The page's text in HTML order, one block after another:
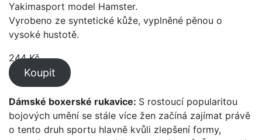
Yakimasport model Hamster.
Vyrobeno ze syntetické kůže, vyplněné pěnou o
vysoké hustotě.
244Kč
Koupit
Dámské boxerské rukavice: S rostoucí popularitou
bojových umění se stále více žen začíná zajímat právě
o tento druh sportu hlavně kvůli zlepšení formy,